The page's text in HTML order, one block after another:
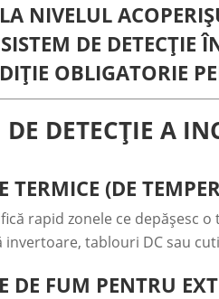
NIVELUL
DE DETECȚIE
OBLIGATORIE
DETECȚIE A
TERMICE (DE
rapid zonele ce depășesc
invertoare, tablouri DC sau
DE FUM PENTRU